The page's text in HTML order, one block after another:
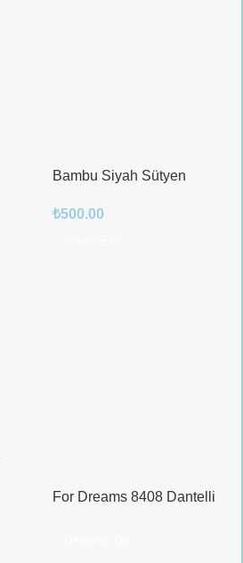
Bambu Siyah Sütyen
₺500.00
For Dreams 8408 Dantelli